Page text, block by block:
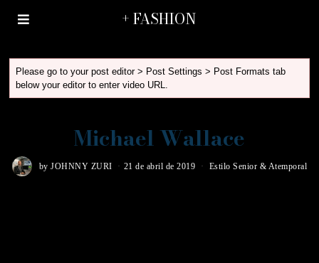
+ FASHION
Please go to your post editor > Post Settings > Post Formats tab
below your editor to enter video URL.
Michael Wallace
byJOHNNY ZURI 21 de abril de 2019 Estilo Senior & Atemporal